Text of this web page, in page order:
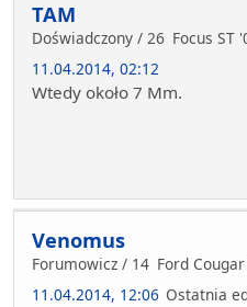
TAM
Doświadczony / 26 Focus ST
11.04.2014, 02:12
Wtedy około 7 Mm.
Venomus
Forumowicz / 14 Ford
11.04.2014, 12:06 Ostatnia